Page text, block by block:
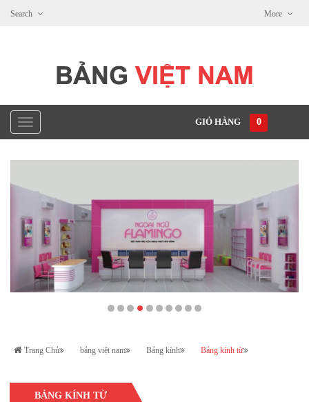
More
Search
GIỎ HÀNG 0
Trang Chủ bảng việt nam Bảng kính Bảng kính từ
BẢNG KÍNH TỪ